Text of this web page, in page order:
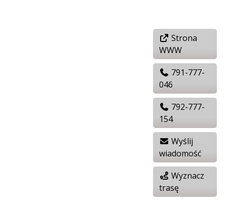
Strona
WWW
791-777-
046
792-777-
154
Wyślij
wiadomość
Wyznacz
trasę